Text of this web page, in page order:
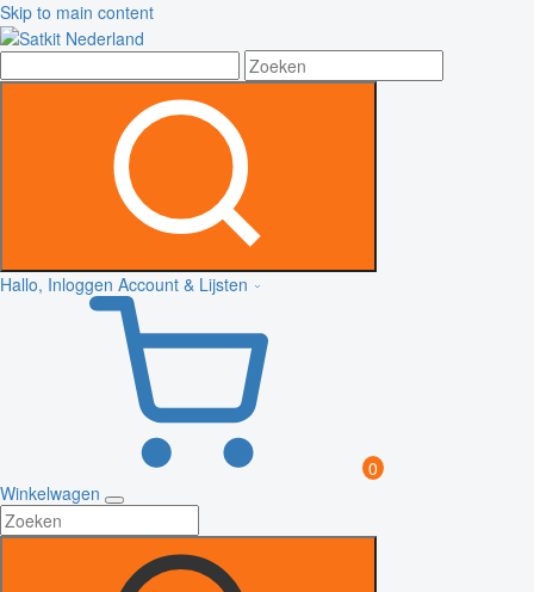
Skip to main content
Hallo, Inloggen Account & Lijsten
0
Winkelwagen